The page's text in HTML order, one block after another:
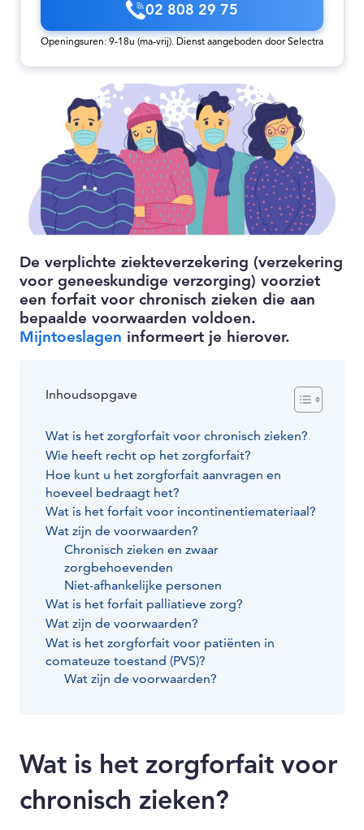
02 808 29 75
Openingsuren: 9-18u (ma-vrij). Dienst aangeboden door Selectra
De verplichte ziekteverzekering (verzekering
voor geneeskundige verzorging) voorziet
een forfait voor chronisch zieken die aan
bepaalde voorwaarden voldoen.
Mijntoeslagen informeert je hierover.
Inhoudsopgave
Wat is het zorgforfait voor chronisch zieken?
Wie heeft recht op het zorgforfait?
Hoe kunt u het zorgforfait aanvragen en
hoeveel bedraagt het?
Wat is het forfait voor incontinentiemateriaal?
Wat zijn de voorwaarden?
Chronisch zieken en zwaar
zorgbehoevenden
Niet-afhankelijke personen
Wat is het forfait palliatieve zorg?
Wat zijn de voorwaarden?
Wat is het zorgforfait voor patiënten in
comateuze toestand (PVS)?
Wat zijn de voorwaarden?
Wat is het zorgforfait voor
chronisch zieken?